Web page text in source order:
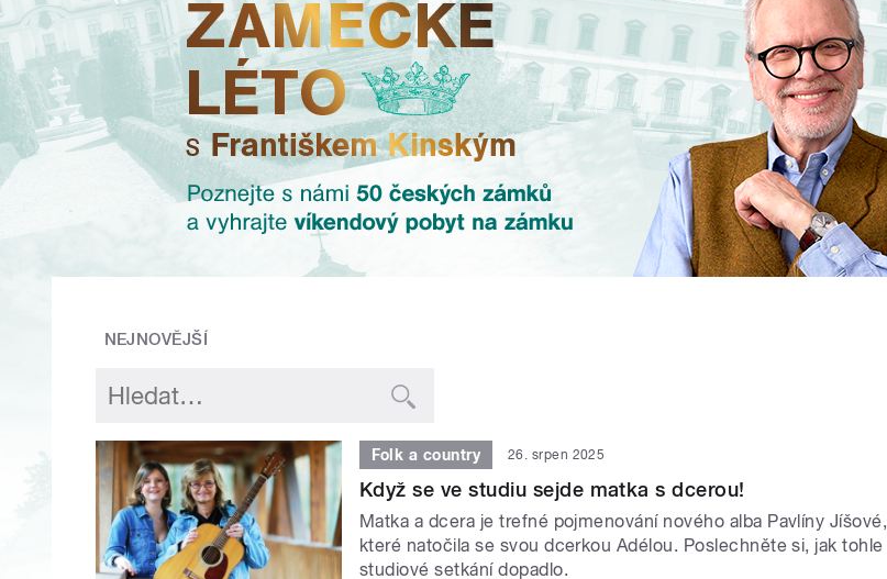
NEJNOVĚJŠÍ
Folk a country 26. srpen 2025
Když se ve studiu sejde matka s dcerou!
Matka a dcera je trefné pojmenování nového alba Pavlíny Jíšové,
které natočila se svou dcerkou Adélou. Poslechněte si, jak tohle
studiové setkání dopadlo.